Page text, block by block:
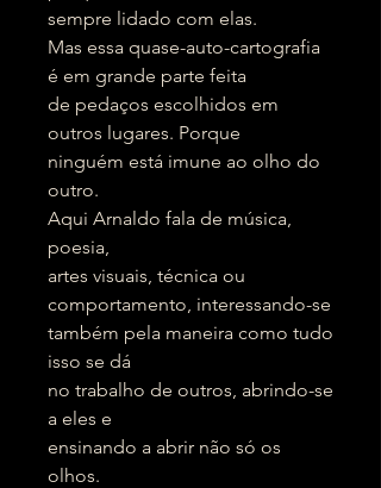
sempre lidado com elas.
Mas essa quase-auto-cartografia
é em grande parte feita
de pedaços escolhidos em
outros lugares. Porque
ninguém está imune ao olho do
outro.
Aqui Arnaldo fala de música,
poesia,
artes visuais, técnica ou
comportamento, interessando-se
também pela maneira como tudo
isso se dá
no trabalho de outros, abrindo-se
a eles e
ensinando a abrir não só os
olhos.